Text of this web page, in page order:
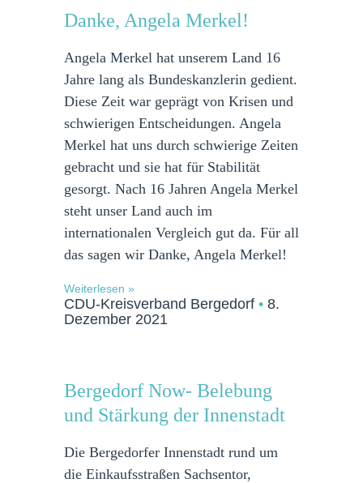
Danke, Angela Merkel!
Angela Merkel hat unserem Land 16
Jahre lang als Bundeskanzlerin gedient.
Diese Zeit war geprägt von Krisen und
schwierigen Entscheidungen. Angela
Merkel hat uns durch schwierige Zeiten
gebracht und sie hat für Stabilität
gesorgt. Nach 16 Jahren Angela Merkel
steht unser Land auch im
internationalen Vergleich gut da. Für all
das sagen wir Danke, Angela Merkel!
Weiterlesen »
CDU-Kreisverband Bergedorf
8.
Dezember 2021
Bergedorf Now- Belebung
und Stärkung der Innenstadt
Die Bergedorfer Innenstadt rund um
die Einkaufsstraßen Sachsentor,